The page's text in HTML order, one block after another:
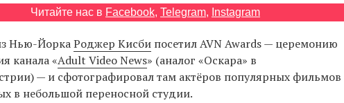
Читайте нас в Facebook, Telegram, Instagram
Нью-ЙоркаРоджер Кисбипосетил AVN Awards — церемонию
канала «Adult Video News» (аналог «Оскара» в
— и сфотографировал там актёров популярных фильмов
в небольшой переносной студии.